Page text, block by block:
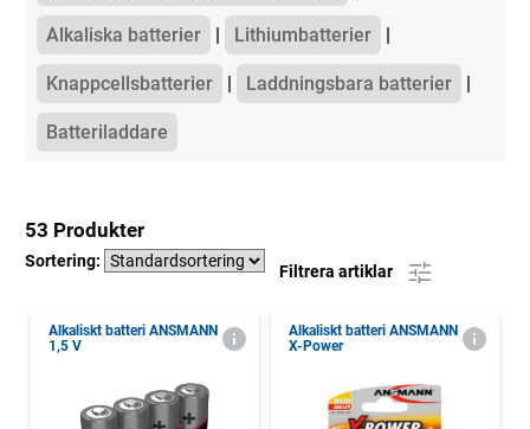
Alkaliska batterier Lithiumbatterier
Knappcellsbatterier Laddningsbara batterier
Batteriladdare
53 Produkter
Sortering:
Filtrera artiklar
Alkaliskt batteri ANSMANN
1,5 V
Alkaliskt batteri ANSMANN
X-Power